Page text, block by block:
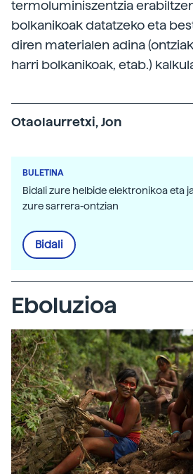
termoluminiszentzia
bolkanikoak datatzeko eta
diren materialen adina
harri bolkanikoak, etab.)
Otaolaurretxi, Jon
BULETINA
Bidali zure helbide elektronikoa eta
zure sarrera-ontzian
Bidali
Eboluzioa